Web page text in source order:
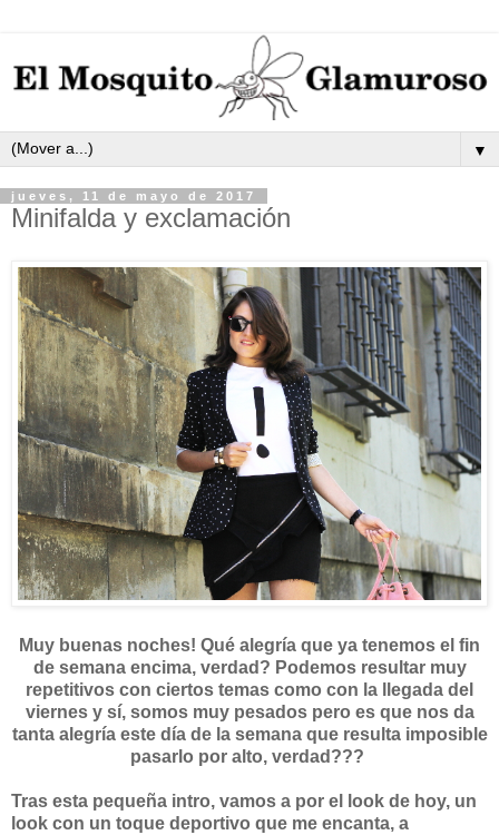
▼
jueves, 11 de mayo de 2017
Minifalda y exclamación
Muy buenas noches! Qué alegría que ya tenemos el fin
de semana encima, verdad? Podemos resultar muy
repetitivos con ciertos temas como con la llegada del
viernes y sí, somos muy pesados pero es que nos da
tanta alegría este día de la semana que resulta imposible
pasarlo por alto, verdad???
Tras esta pequeña intro, vamos a por el look de hoy, un
look con un toque deportivo que me encanta, a